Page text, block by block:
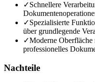
✓Schnellere
✓Spezialisierte
über grundlegende
✓Moderne
professionelles
Nachteile